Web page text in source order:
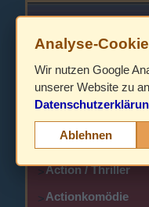
HOME
>
> Action
>Action / Thriller
>Actionkomödie
Analyse-
Wir nutzen Google
unserer Website zu
Ablehnen